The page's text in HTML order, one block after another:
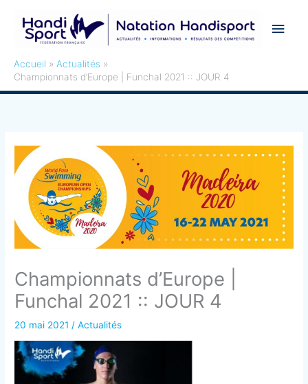
contenu
Accueil
Actualités
Championnats d’Europe | Funchal 2021 :: JOUR 4
Championnats d’Europe |
Funchal 2021 :: JOUR 4
20 mai 2021 /Actualités